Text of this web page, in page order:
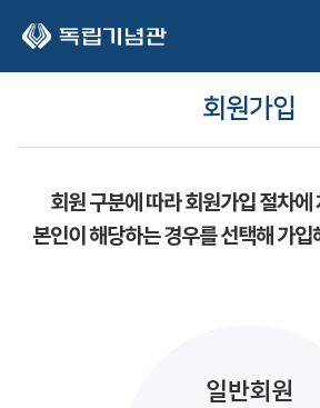
회원가입
회원 구분에 따라 회원가입 절차에
본인이 해당하는 경우를 선택해 가